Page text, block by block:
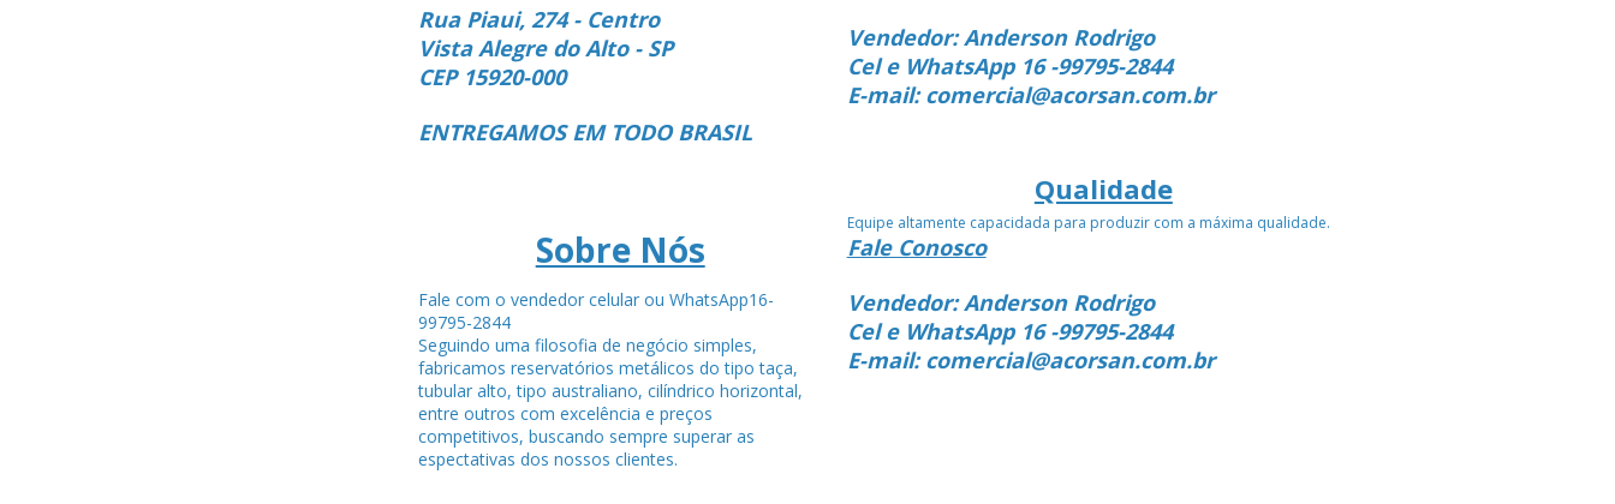
Rua Piaui, 274 - Centro
Vista Alegre do Alto - SP
CEP 15920-000
ENTREGAMOS EM TODO BRASIL
Sobre Nós
Fale com o vendedor celular ou WhatsApp16-
99795-2844
Seguindo uma filosofia de negócio simples,
fabricamos reservatórios metálicos do tipo taça,
tubular alto, tipo australiano, cilíndrico horizontal,
entre outros com excelência e preços
competitivos, buscando sempre superar as
espectativas dos nossos clientes.
Vendedor: Anderson Rodrigo
Cel e WhatsApp 16 -99795-2844
E-mail: comercial@acorsan.com.br
Qualidade
Equipe altamente capacidada para produzir com a máxima qualidade.
Fale Conosco
Vendedor: Anderson Rodrigo
Cel e WhatsApp 16 -99795-2844
E-mail: comercial@acorsan.com.br